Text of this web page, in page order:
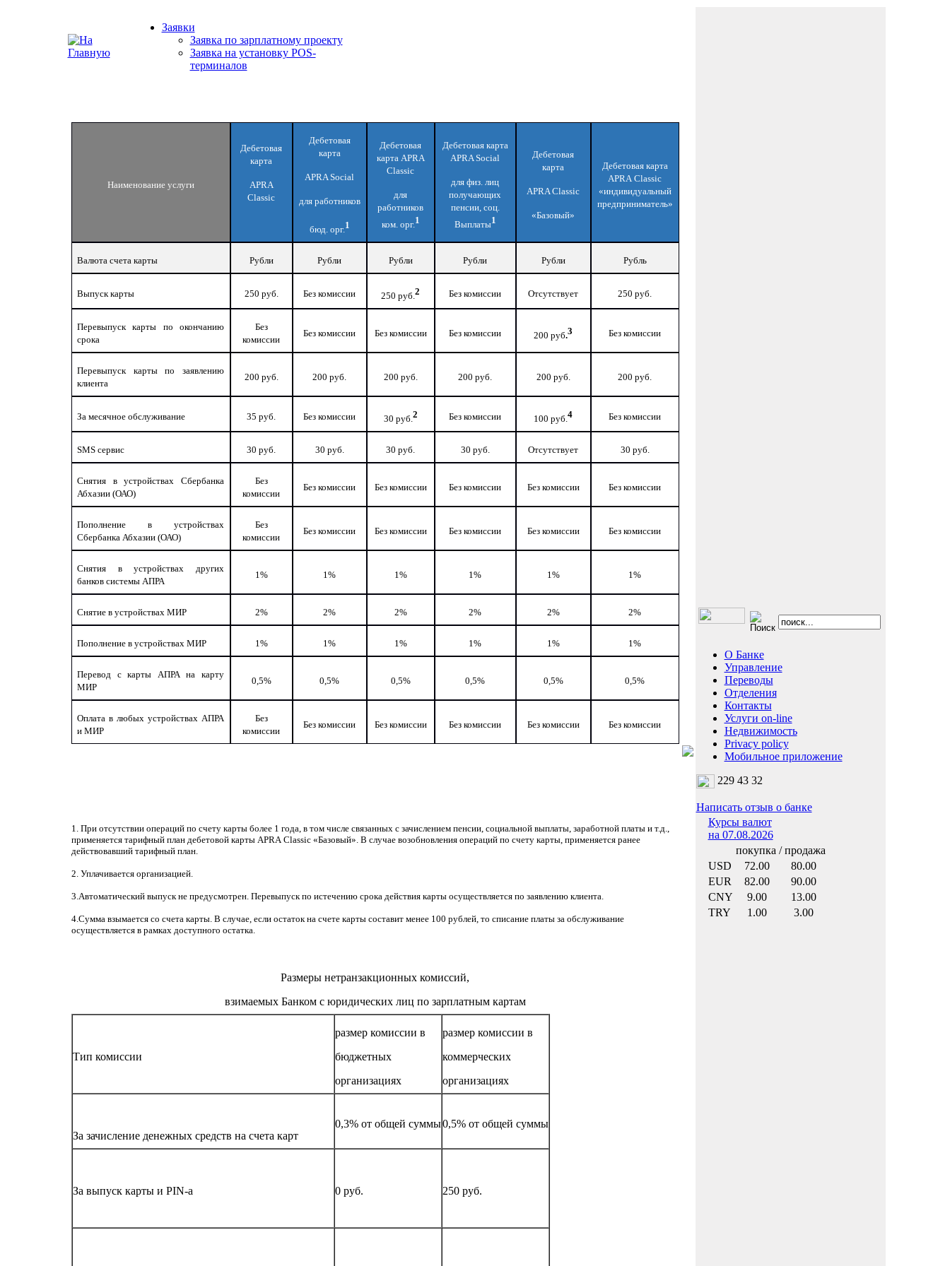
Заявки
Заявка по зарплатному проекту
Заявка на установку POS-
терминалов
О Банке
Управление
Переводы
Отделения
Контакты
Услуги on-line
Недвижимость
Privacy policy
Мобильное приложение
229 43 32
Написать отзыв о банке
Курсы валют
на 07.08.2026
покупка / продажа
USD
72.00
80.00
EUR
82.00
90.00
CNY
9.00
13.00
TRY
1.00 3.00
Наименование услуги
Дебетовая
карта
APRA
Classic
Дебетовая
карта
APRA Social
для работников
бюд. орг.1
Дебетовая
карта APRA
Classic
для
работников
ком. орг.1
Дебетовая карта
APRA Social
для физ. лиц
получающих
пенсии, соц.
Выплаты1
Дебетовая
карта
APRA Classic
«Базовый»
Дебетовая карта
APRA Classic
«индивидуальный
предприниматель»
Валюта счета карты Рубли Рубли Рубли Рубли Рубли Рубль
Выпуск карты 250 руб. Без комиссии 250 руб.2 Без комиссии Отсутствует 250 руб.
Перевыпуск карты по окончанию
срока
Без
комиссии
Без комиссии Без комиссии Без комиссии 200 руб.3 Без комиссии
Перевыпуск карты по заявлению
клиента
200 руб. 200 руб. 200 руб. 200 руб. 200 руб. 200 руб.
За месячное обслуживание 35 руб. Без комиссии 30 руб.2 Без комиссии 100 руб.4 Без комиссии
SMS сервис 30 руб. 30 руб. 30 руб. 30 руб. Отсутствует 30 руб.
Снятия в устройствах Сбербанка
Абхазии (ОАО)
Без
комиссии
Без комиссии Без комиссии Без комиссии Без комиссии Без комиссии
Пополнение в устройствах
Сбербанка Абхазии (ОАО)
Без
комиссии
Без комиссии Без комиссии Без комиссии Без комиссии Без комиссии
Снятия в устройствах других
банков системы АПРА
1% 1% 1% 1% 1% 1%
Снятие в устройствах МИР 2% 2% 2% 2% 2% 2%
Пополнение в устройствах МИР 1% 1% 1% 1% 1% 1%
Перевод с карты АПРА на карту
МИР
0,5% 0,5% 0,5% 0,5% 0,5% 0,5%
Оплата в любых устройствах АПРА
и МИР
Без
комиссии
Без комиссии Без комиссии Без комиссии Без комиссии Без комиссии
1. При отсутствии операций по счету карты более 1 года, в том числе связанных с зачислением пенсии, социальной выплаты, заработной платы и т.д.,
применяется тарифный план дебетовой карты APRA Classic«Базовый». В случае возобновления операций по счету карты, применяется ранее
действовавший тарифный план.
2. Уплачивается организацией.
3.Автоматический выпуск не предусмотрен. Перевыпуск по истечению срока действия карты осуществляется по заявлению клиента.
4.Сумма взымается со счета карты. В случае, если остаток на счете карты составит менее 100 рублей, то списание платы за обслуживание
осуществляется в рамках доступного остатка.
Размеры нетранзакционных комиссий,
взимаемых Банком с юридических лиц по зарплатным картам
Тип комиссии
размер комиссии в
бюджетных
организациях
размер комиссии в
коммерческих
организациях
За зачисление денежных средств на счета карт
0,3% от общей суммы0,5% от общей суммы
За выпуск карты и PIN-a 0 руб. 250 руб.